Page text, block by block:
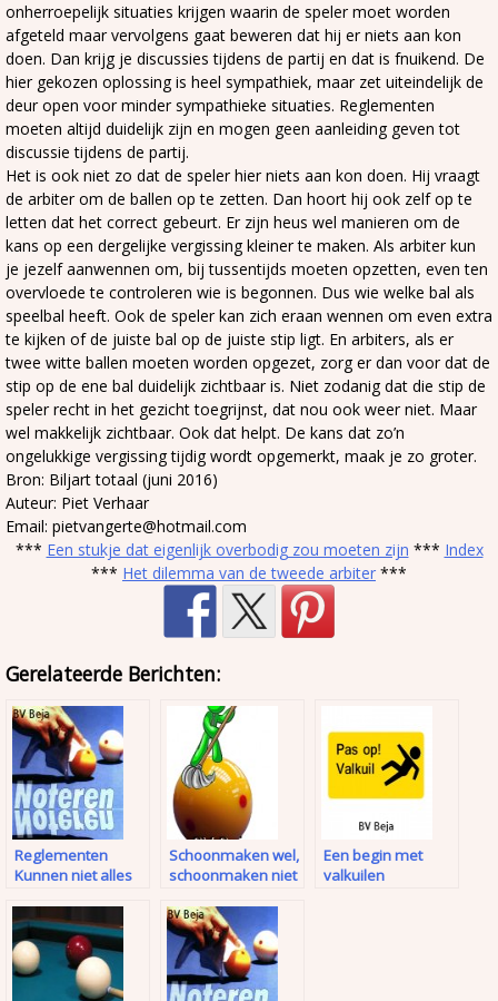
onherroepelijk situaties krijgen waarin de speler moet worden
afgeteld maar vervolgens gaat beweren dat hij er niets aan kon
doen. Dan krijg je discussies tijdens de partij en dat is fnuikend. De
hier gekozen oplossing is heel sympathiek, maar zet uiteindelijk de
deur open voor minder sympathieke situaties. Reglementen
moeten altijd duidelijk zijn en mogen geen aanleiding geven tot
discussie tijdens de partij.
Het is ook niet zo dat de speler hier niets aan kon doen. Hij vraagt
de arbiter om de ballen op te zetten. Dan hoort hij ook zelf op te
letten dat het correct gebeurt. Er zijn heus wel manieren om de
kans op een dergelijke vergissing kleiner te maken. Als arbiter kun
je jezelf aanwennen om, bij tussentijds moeten opzetten, even ten
overvloede te controleren wie is begonnen. Dus wie welke bal als
speelbal heeft. Ook de speler kan zich eraan wennen om even extra
te kijken of de juiste bal op de juiste stip ligt. En arbiters, als er
twee witte ballen moeten worden opgezet, zorg er dan voor dat de
stip op de ene bal duidelijk zichtbaar is. Niet zodanig dat die stip de
speler recht in het gezicht toegrijnst, dat nou ook weer niet. Maar
wel makkelijk zichtbaar. Ook dat helpt. De kans dat zo’n
ongelukkige vergissing tijdig wordt opgemerkt, maak je zo groter.
Bron: Biljart totaal (juni 2016)
Auteur: Piet Verhaar
Email: pietvangerte@hotmail.com
*** Een stukje dat eigenlijk overbodig zou moeten zijn *** Index
*** Het dilemma van de tweede arbiter ***
Gerelateerde Berichten:
Reglementen
Kunnen niet alles
Schoonmaken wel,
schoonmaken niet
Een begin met
valkuilen